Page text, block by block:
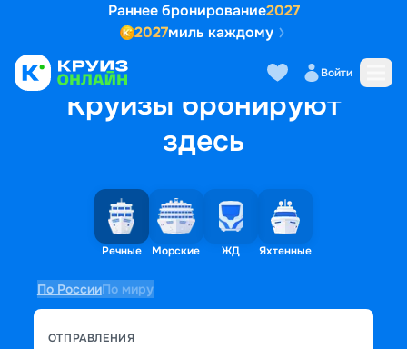
Раннее бронирование2027
2027миль каждому
Войти
Круизы бронируют
здесь
Речные Морские ЖД Яхтенные
По РоссииПо миру
ОТПРАВЛЕНИЯ